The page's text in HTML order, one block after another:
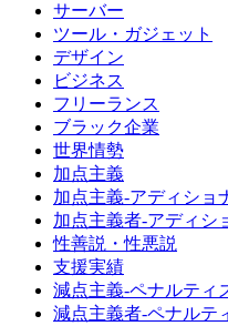
サーバー
ツール・ガジェット
デザイン
ビジネス
フリーランス
ブラック企業
世界情勢
加点主義
加点主義-アディショ
加点主義者-アディシ
性善説・性悪説
支援実績
減点主義-ペナルティ
減点主義者-ペナルテ